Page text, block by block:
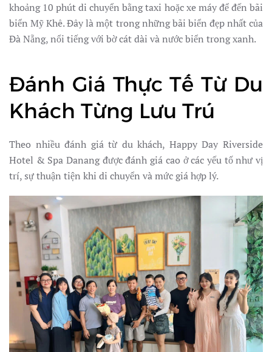
khoảng 10 phút di chuyển bằng taxi hoặc xe máy để đến bãi
biển Mỹ Khê. Đây là một trong những bãi biển đẹp nhất của
Đà Nẵng, nổi tiếng với bờ cát dài và nước biển trong xanh.
Đánh Giá Thực Tế Từ Du
Khách Từng Lưu Trú
Theo nhiều đánh giá từ du khách, Happy Day Riverside
Hotel & Spa Danang được đánh giá cao ở các yếu tố như vị
trí, sự thuận tiện khi di chuyển và mức giá hợp lý.